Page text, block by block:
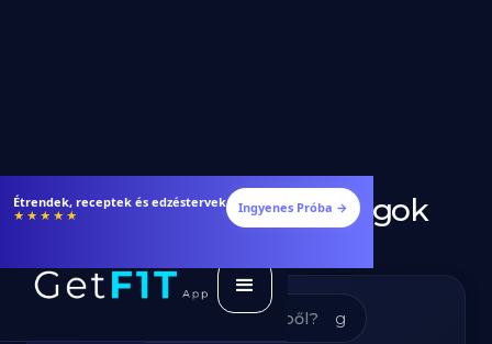
Étrendek, receptek és edzéstervek
★★★★★ Ingyenes Próba →
Padlizsán - Tápanyagok
g